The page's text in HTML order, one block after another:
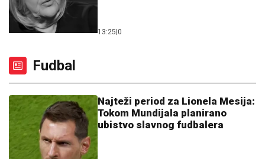
13:25 0
Fudbal
Najteži period za Lionela Mesija:
Tokom Mundijala planirano
ubistvo slavnog fudbalera